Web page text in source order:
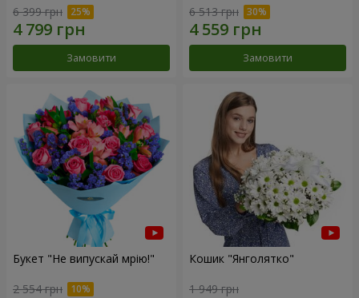
6 399 грн
Замовити
6 513 грн
Замовити
Букет "Не випускай мрію!"
2 554 грн
Кошик "Янголятко"
1 949 грн